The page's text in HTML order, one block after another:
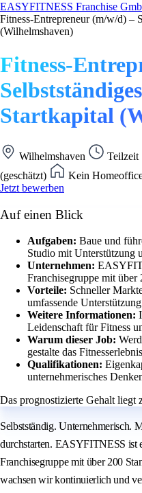
EASYFITNESS Franchise
Fitness-Entrepreneur (m/w/d) –
(Wilhelmshaven)
Fitness-
Startkapital
Wilhelmshaven Teilzeit
(geschätzt)
Kein
Jetzt bewerben
Auf einen Blick
Aufgaben: Baue und
Studio mit Unterstützung
Unternehmen:
Franchisegruppe mit über
Vorteile: Schneller
umfassende
Weitere Informationen:
Leidenschaft für Fitness
Warum dieser Job:
gestalte das
Qualifikationen:
unternehmerisches
Das prognostizierte Gehalt liegt
Selbstständig.
durchstarten. EASYFITNESS ist
Franchisegruppe mit über 200
wachsen wir kontinuierlich und